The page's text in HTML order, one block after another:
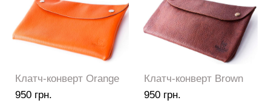
Клатч-конверт Orange
950 грн.
Клатч-конверт Brown
950 грн.